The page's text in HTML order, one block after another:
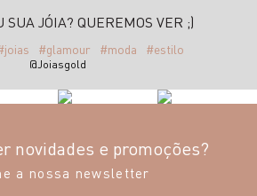
SUA JÓIA? QUEREMOS VER ;)
#glamour #moda #estilo
@Joiasgold
novidades e promoções?
a nossa newsletter